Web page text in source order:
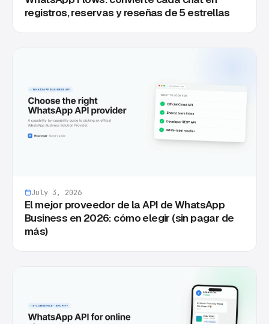
registros, reservas y reseñas de 5 estrellas
July 3, 2026
El mejor proveedor de la API de WhatsApp
Business en 2026: cómo elegir (sin pagar de
más)